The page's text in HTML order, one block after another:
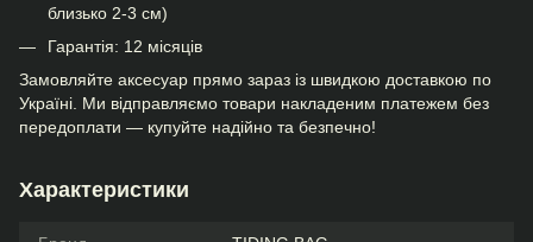
близько 2-3 см)
Гарантія: 12 місяців
Замовляйте аксесуар прямо зараз із швидкою доставкою по
Україні. Ми відправляємо товари накладеним платежем без
передоплати — купуйте надійно та безпечно!
Характеристики